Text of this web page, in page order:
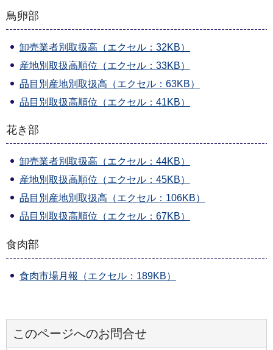
鳥卵部
卸売業者別取扱高（エクセル：32KB）
産地別取扱高順位（エクセル：33KB）
品目別産地別取扱高（エクセル：63KB）
品目別取扱高順位（エクセル：41KB）
花き部
卸売業者別取扱高（エクセル：44KB）
産地別取扱高順位（エクセル：45KB）
品目別産地別取扱高（エクセル：106KB）
品目別取扱高順位（エクセル：67KB）
食肉部
食肉市場月報（エクセル：189KB）
このページへのお問合せ